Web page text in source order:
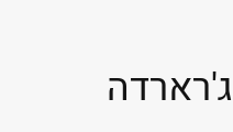
ג'רארדה